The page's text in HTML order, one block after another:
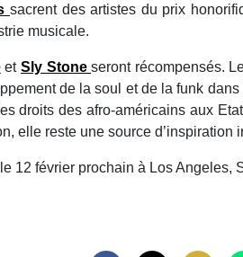
sacrent des artistes du prix
musicale.
et Sly Stoneseront récompensés.
de la soul et de la funk
droits des afro-américains aux
elle reste une source d’inspiration
12 février prochain à Los Angeles,